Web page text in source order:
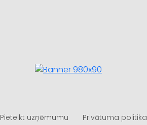
Pieteikt uzņēmumu Privātuma politika